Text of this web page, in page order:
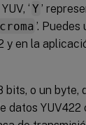
‘ Y ’
croma ’.
y en la
bits, o un
datos